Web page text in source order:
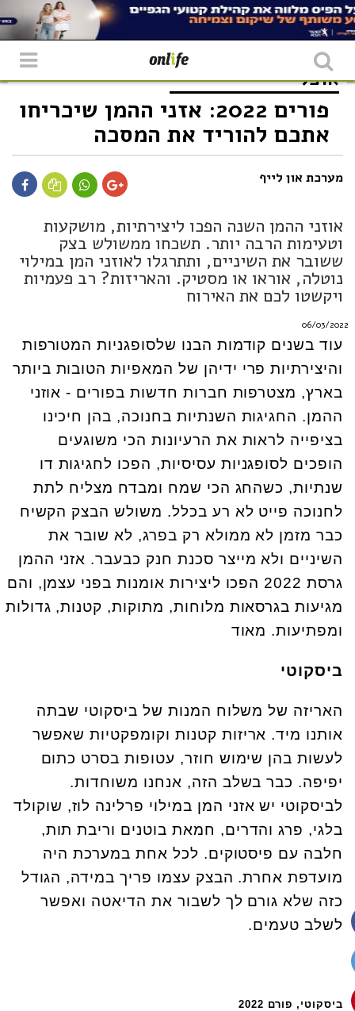
אוכל
פורים 2022: אזני ההמן שיכריחו
אתכם להוריד את המסכה
מערכת און לייף
אוזני ההמן השנה הפכו ליצירתיות, מושקעות
וטעימות הרבה יותר. תשכחו ממשולש בצק
ששובר את השיניים, ותתרגלו לאוזני המן במילוי
נוטלה, אוראו או מסטיק. והאריזות? רב פעמיות
ויקשטו לכם את האירוח
06/03/2022
עוד בשנים קודמות הבנו שלסופגניות המטורפות
והיצירתיות פרי ידיהן של המאפיות הטובות ביותר
בארץ, מצטרפות חברות חדשות בפורים - אוזני
ההמן. החגיגות השנתיות בחנוכה, בהן חיכינו
בציפייה לראות את הרעיונות הכי משוגעים
הופכים לסופגניות עסיסיות, הפכו לחגיגות דו
שנתיות, כשהחג הכי שמח ומבדח מצליח לתת
לחנוכה פייט לא רע בכלל. משולש הבצק הקשיח
כבר מזמן לא ממולא רק בפרג, לא שובר את
השיניים ולא מייצר סכנת חנק כבעבר. אזני ההמן
גרסת 2022 הפכו ליצירות אומנות בפני עצמן, והם
מגיעות בגרסאות מלוחות, מתוקות, קטנות, גדולות
ומפתיעות. מאוד
ביסקוטי
האריזה של משלוח המנות של ביסקוטי שבתה
אותנו מיד. אריזות קטנות וקומפקטיות שאפשר
לעשות בהן שימוש חוזר, עטופות בסרט כתום
יפיפה. כבר בשלב הזה, אנחנו משוחדות.
לביסקוטי יש אזני המן במילוי פרלינה לוז, שוקולד
בלגי, פרג והדרים, חמאת בוטנים וריבת תות,
חלבה עם פיסטוקים. לכל אחת במערכת היה
מועדפת אחרת. הבצק עצמו פריך במידה, הגודל
כזה שלא גורם לך לשבור את הדיאטה ואפשר
לשלב טעמים.
ביסקוטי, פורם 2022